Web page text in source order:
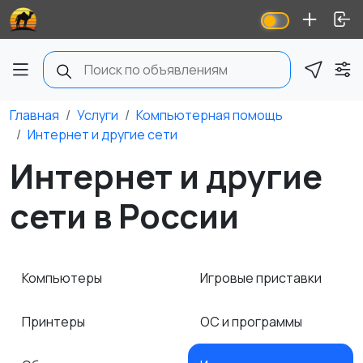
Главная Услуги
Компьютерная помощь
Интернет и другие сети
Интернет и другие
сети в России
Компьютеры
Принтеры
Игровые приставки
ОС и программы